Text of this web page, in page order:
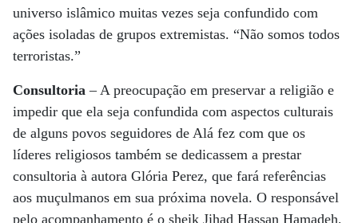
universo islâmico muitas vezes seja confundido com
ações isoladas de grupos extremistas. “Não somos todos
terroristas.”
Consultoria – A preocupação em preservar a religião e
impedir que ela seja confundida com aspectos culturais
de alguns povos seguidores de Alá fez com que os
líderes religiosos também se dedicassem a prestar
consultoria à autora Glória Perez, que fará referências
aos muçulmanos em sua próxima novela. O responsável
pelo acompanhamento é o sheik Jihad Hassan Hamadeh,